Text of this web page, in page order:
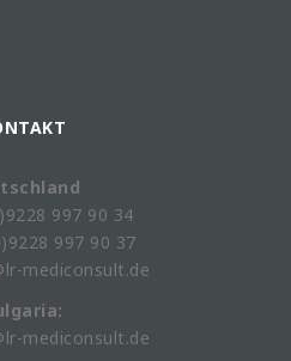
997 90 34
997 90 37
mediconsult.de
mediconsult.de